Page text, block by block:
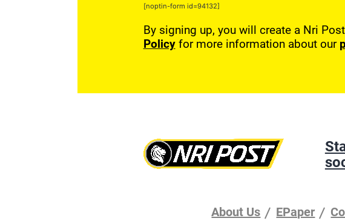
[noptin-form id=94132]
By signing up, you will create a Nri
Policyfor more information about our
About Us EPaper